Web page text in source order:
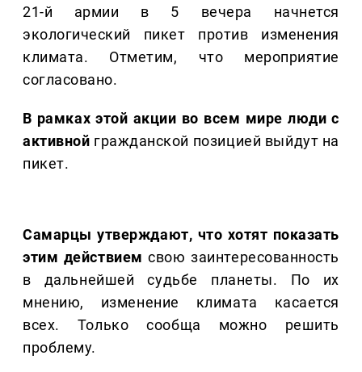
21-й армии в 5 вечера начнется
экологический пикет против изменения
климата. Отметим, что мероприятие
согласовано.
В рамках этой акции во всем мире люди с
активной гражданской позицией выйдут на
пикет.
Самарцы утверждают, что хотят показать
этим действием свою заинтересованность
в дальнейшей судьбе планеты. По их
мнению, изменение климата касается
всех. Только сообща можно решить
проблему.